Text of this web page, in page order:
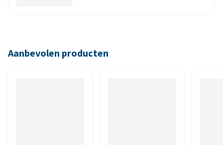
Aanbevolen producten